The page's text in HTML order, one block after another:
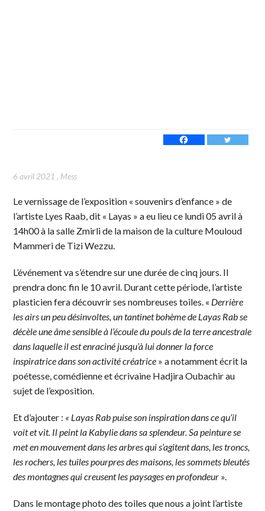
6 avril 2021 , Mess
Le vernissage de l’exposition « souvenirs d’enfance » de
l’artiste Lyes Raab, dit « Layas » a eu lieu ce lundi 05 avril à
14h00 à la salle Zmirli de la maison de la culture Mouloud
Mammeri de Tizi Wezzu.
L’événement va s’étendre sur une durée de cinq jours. Il
prendra donc fin le 10 avril. Durant cette période, l’artiste
plasticien fera découvrir ses nombreuses toiles. « Derrière
les airs un peu désinvoltes, un tantinet bohème de Layas Rab se
décèle une âme sensible à l’écoule du pouls de la terre ancestrale
dans laquelle il est enraciné jusqu’à lui donner la force
inspiratrice dans son activité créatrice » a notamment écrit la
poétesse, comédienne et écrivaine Hadjira Oubachir au
sujet de l’exposition.
Et d’ajouter : « Layas Rab puise son inspiration dans ce qu’il
voit et vit. Il peint la Kabylie dans sa splendeur. Sa peinture se
met en mouvement dans les arbres qui s’agitent dans, les troncs,
les rochers, les tuiles pourpres des maisons, les sommets bleutés
des montagnes qui creusent les paysages en profondeur ».
Dans le montage photo des toiles que nous a joint l’artiste